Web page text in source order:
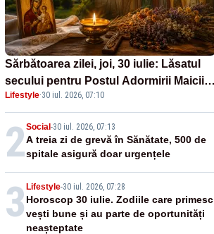
Sărbătoarea zilei, joi, 30 iulie: Lăsatul
secului pentru Postul Adormirii Maicii
Domnului și Sfântul Valentin
Lifestyle·30 iul. 2026, 07:10
2Social-30 iul. 2026, 07:13
A treia zi de grevă în Sănătate, 500 de
spitale asigură doar urgențele
3 Lifestyle-30 iul. 2026, 07:28
Horoscop 30 iulie. Zodiile care primesc
vești bune și au parte de oportunități
neașteptate